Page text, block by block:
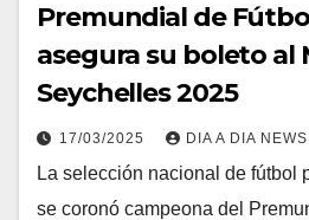
Premundial de
asegura su boleto al
Seychelles 2025
17/03/2025 DIA A DIA NEWS
La selección nacional de fútbol
se coronó campeona del